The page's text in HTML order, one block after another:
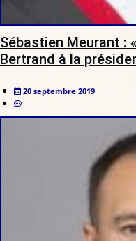
Sébastien Meurant :
Bertrand à la
20 septembre 2019